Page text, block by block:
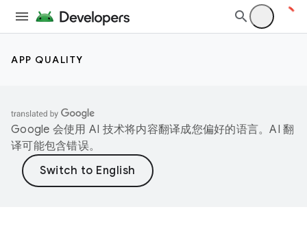
APP QUALITY
Google 会使用 AI 技术将内容翻译成您偏好的语言。AI 翻
译可能包含错误。